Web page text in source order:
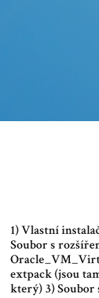
1) Vlastní
Soubor s
extpack (jsou
který) 3)